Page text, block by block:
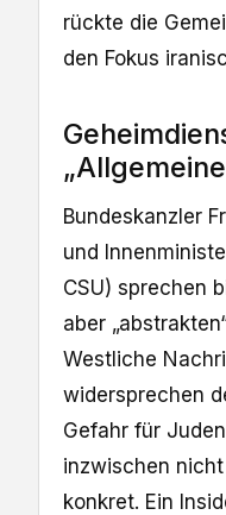
rückte die
den Fokus
Bundeskanzler
und
CSU) sprechen
aber
Westliche
widersprechen
Gefahr für
inzwischen
konkret. Ein